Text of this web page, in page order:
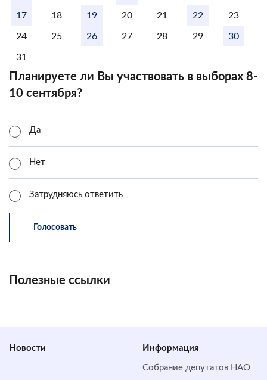
17 18 19 20 21 22 23
24 25 26 27 28 29 30
31
Планируете ли Вы участвовать в выборах 8-
10 сентября?
Да
Нет
Затрудняюсь ответить
Полезные ссылки
Новости Информация
Собрание депутатов НАО